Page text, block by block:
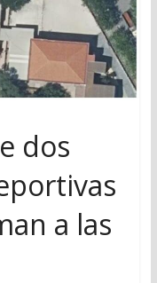
dos
a las